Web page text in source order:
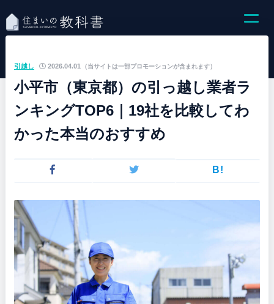
（当サイトは一部プロモーションが含まれます）
引越し 2026.04.01
小平市（東京都）の引っ越し業者ラ
ンキングTOP6｜19社を比較してわ
かった本当のおすすめ
B!